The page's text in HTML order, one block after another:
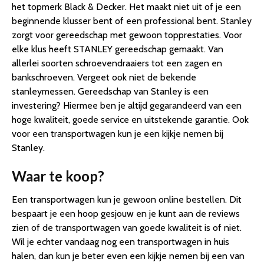
het topmerk Black & Decker. Het maakt niet uit of je een
beginnende klusser bent of een professional bent. Stanley
zorgt voor gereedschap met gewoon topprestaties. Voor
elke klus heeft STANLEY gereedschap gemaakt. Van
allerlei soorten schroevendraaiers tot een zagen en
bankschroeven. Vergeet ook niet de bekende
stanleymessen. Gereedschap van Stanley is een
investering? Hiermee ben je altijd gegarandeerd van een
hoge kwaliteit, goede service en uitstekende garantie. Ook
voor een transportwagen kun je een kijkje nemen bij
Stanley.
Waar te koop?
Een transportwagen kun je gewoon online bestellen. Dit
bespaart je een hoop gesjouw en je kunt aan de reviews
zien of de transportwagen van goede kwaliteit is of niet.
Wil je echter vandaag nog een transportwagen in huis
halen, dan kun je beter even een kijkje nemen bij een van